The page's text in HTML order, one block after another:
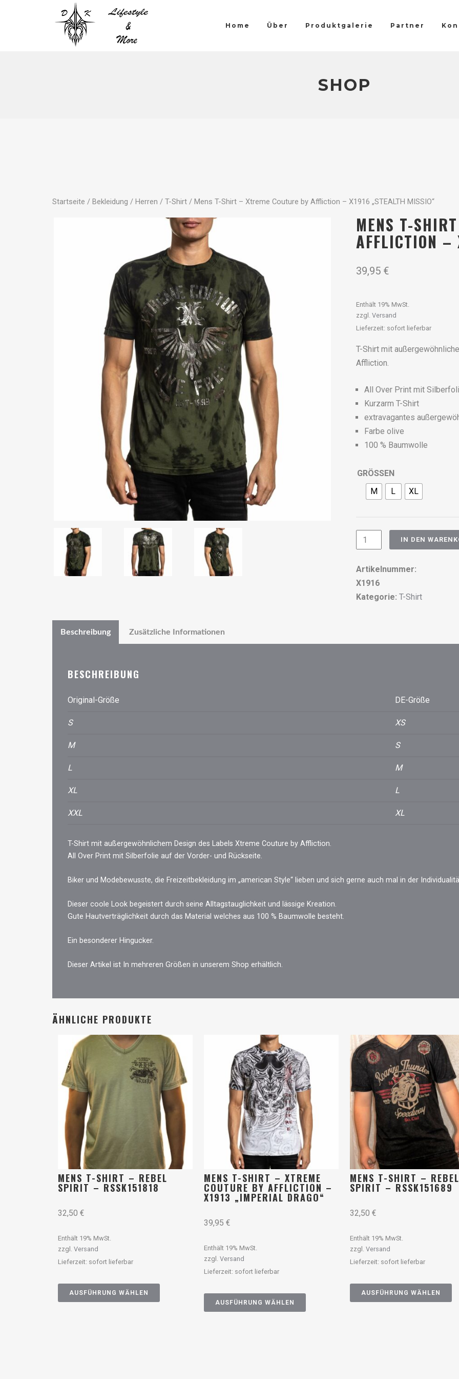
Home Über Produktgalerie Partner
SHOP
Startseite / Bekleidung / Herren / T-Shirt / Mens T-Shirt – Xtreme Couture by Affliction – X1916 „STEALTH MISSIO“
MENS T-
AFFLICTION –
39,95 €
Enthält 19% MwSt.
zzgl. Versand
Lieferzeit: sofort lieferbar
T-Shirt mit
Affliction.
All Over Print mit
Kurzarm T-Shirt
extravagantes
Farbe olive
100 % Baumwolle
GRÖSSEN
M
L XL
Mens
T-
Shirt
-
Xtreme
IN DEN
Artikelnummer:
X1916
Kategorie: T-Shirt
Beschreibung Zusätzliche Informationen
BESCHREIBUNG
Original-Größe DE-Größe
S XS
M S
L M
XL L
XXL XL
T-Shirt mit außergewöhnlichem Design des Labels Xtreme Couture by Affliction.
All Over Print mit Silberfolie auf der Vorder- und Rückseite.
Biker und Modebewusste, die Freizeitbekleidung im „american Style“ lieben und sich gerne auch mal in der
Dieser coole Look begeistert durch seine Alltagstauglichkeit und lässige Kreation.
Gute Hautverträglichkeit durch das Material welches aus 100 % Baumwolle besteht.
Ein besonderer Hingucker.
Dieser Artikel ist In mehreren Größen in unserem Shop erhältlich.
ÄHNLICHE PRODUKTE
MENS T-SHIRT – REBEL
SPIRIT – RSSK151818
32,50€
Enthält 19% MwSt.
zzgl.Versand
Lieferzeit: sofort lieferbar
AUSFÜHRUNG WÄHLEN
MENS T-SHIRT – XTREME
COUTURE BY AFFLICTION –
X1913 „IMPERIAL DRAGO“
39,95€
Enthält 19% MwSt.
zzgl.Versand
Lieferzeit: sofort lieferbar
AUSFÜHRUNG WÄHLEN
MENS T-SHIRT –
SPIRIT – RSSK151689
32,50€
Enthält 19% MwSt.
zzgl.Versand
Lieferzeit: sofort lieferbar
AUSFÜHRUNG WÄHLEN